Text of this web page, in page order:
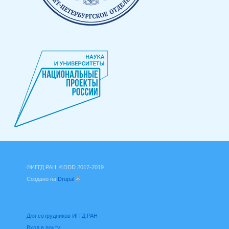
©ИГГД РАН, ©DDD 2017-2019
Создано на Drupal
Для сотрудников ИГГД РАН
Вход в почту